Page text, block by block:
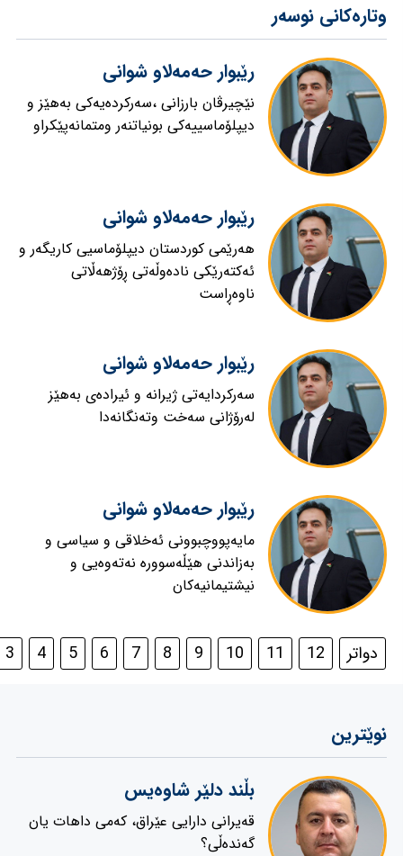
وتارەکانی نوسەر
رێبوار حەمەلاو شوانی
نێچیرڤان بارزانى ،سەرکردەیەکى بەهێز و
دیپلۆماسییەکى بونیاتنەر ومتمانەپێکراو
رێبوار حەمەلاو شوانی
هەرێمى کوردستان دیپلۆماسیی کاریگەر و
ئەکتەرێکى نادەوڵەتى ڕۆژهەڵاتى
ناوەڕاست
رێبوار حەمەلاو شوانی
سەرکردایەتى ژیرانە و ئیرادەی بەهێز
لەرۆژانى سەخت وتەنگانەدا
رێبوار حەمەلاو شوانی
مایه‌پووچبوونی ئه‌خلاقی و سیاسی و
به‌زاندنی هێڵه‌سووره‌ نه‌ته‌وه‌یی و
نیشتیمانیه‌كان
دواتر 3 4 5 6 7 8 9 10 11 12
نوێترین
بڵند دلێر شاوەیس
قەیرانی دارایی عێراق، کەمی داهات یان
گەندەڵی؟